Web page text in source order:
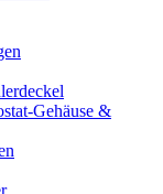
Gehäuse &